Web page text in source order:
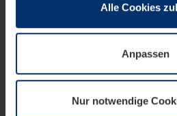
wenn diese für den Betrieb
notwendig sind. Für alle anderen
wir Ihre Erlaubnis. Ihre
Datenschutzerklärungunserer
Alle Cookies
Anpassen
Nur notwendige